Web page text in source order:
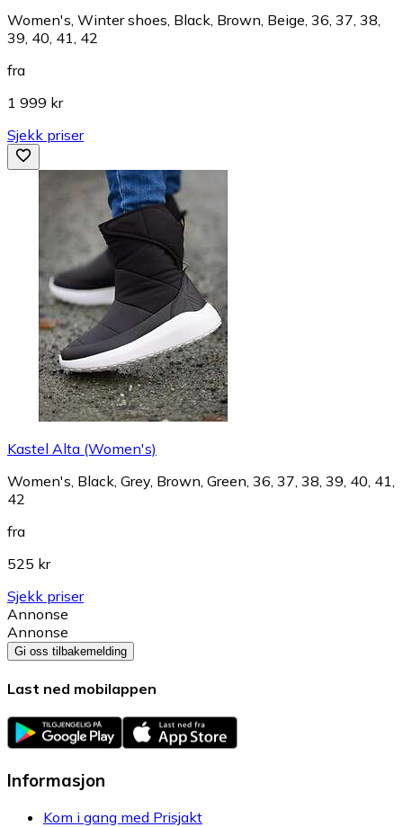
Women's, Winter shoes, Black, Brown, Beige, 36, 37, 38,
39, 40, 41, 42
fra
1 999 kr
Sjekk priser
Kastel Alta (Women's)
Women's, Black, Grey, Brown, Green, 36, 37, 38, 39, 40, 41,
42
fra
525 kr
Sjekk priser
Annonse
Annonse
Gi oss tilbakemelding
Last ned mobilappen
Informasjon
Kom i gang med Prisjakt